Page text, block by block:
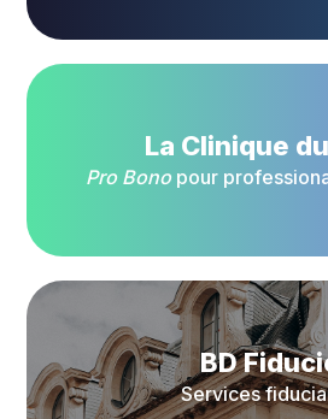
BD
Services
La Clinique
Pro Bono pour